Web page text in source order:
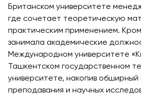
Британском университете
где сочетает теоретическую
практическим применением.
занимала академические
Международном университете
Ташкентском государственном
университете, накопив обширный
преподавания и научных